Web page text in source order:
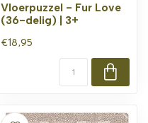
Vloerpuzzel - Fur Love
(36-delig) | 3+
€18,95